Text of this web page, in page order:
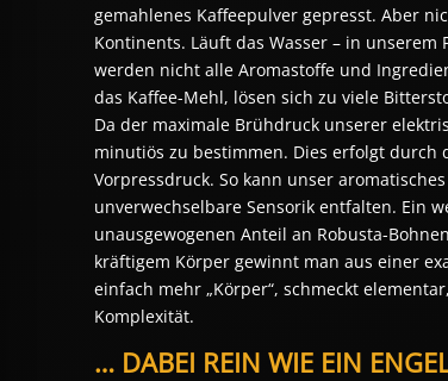
gemahlenes Kaffeepulver gepresst. Aber
Kontinents. Läuft das Wasser – in
werden nicht alle Aromastoffe und
das Kaffee-Mehl, lösen sich zu viele
Da der maximale Brühdruck unserer
minutiös zu bestimmen. Dies erfolgt durch
Vorpressdruck. So kann unser
unverwechselbare Sensorik entfalten. Ein
unausgewogenen Anteil an Robusta-
kräftigem Körper gewinnt man aus einer
einfach mehr „Körper“, schmeckt
Komplexität.
… DABEI REIN WIE EIN